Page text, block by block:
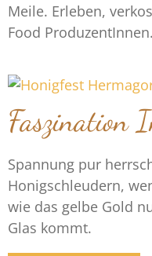
Meile. Erleben,
Food ProduzentInnen.
Faszination
Spannung pur
Honigschleudern,
wie das gelbe Gold
Glas kommt.